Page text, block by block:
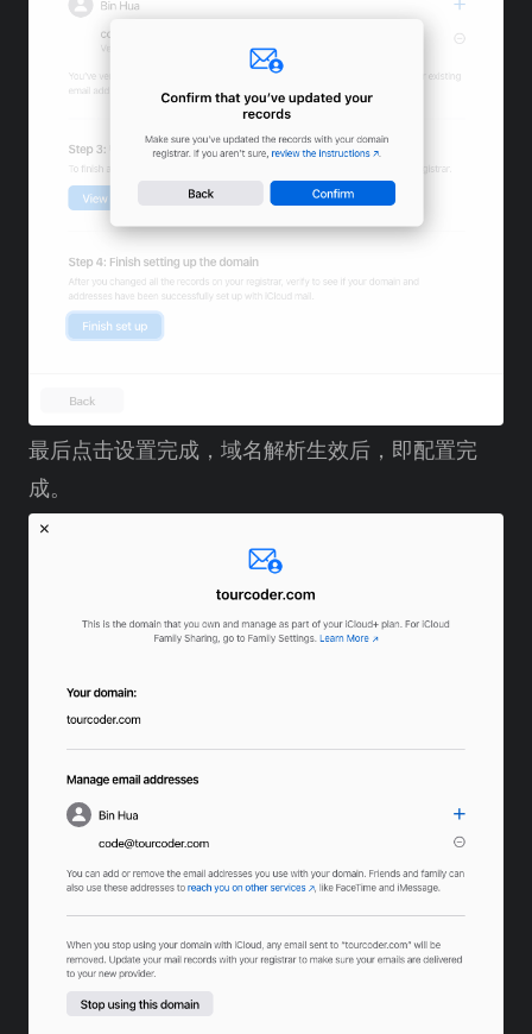
最后点击设置完成，域名解析生效后，即配置完
成。